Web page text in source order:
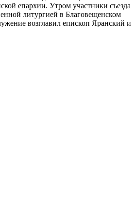
епархии. Утром участники съезда
литургией в Благовещенском
возглавил епископ Яранский и